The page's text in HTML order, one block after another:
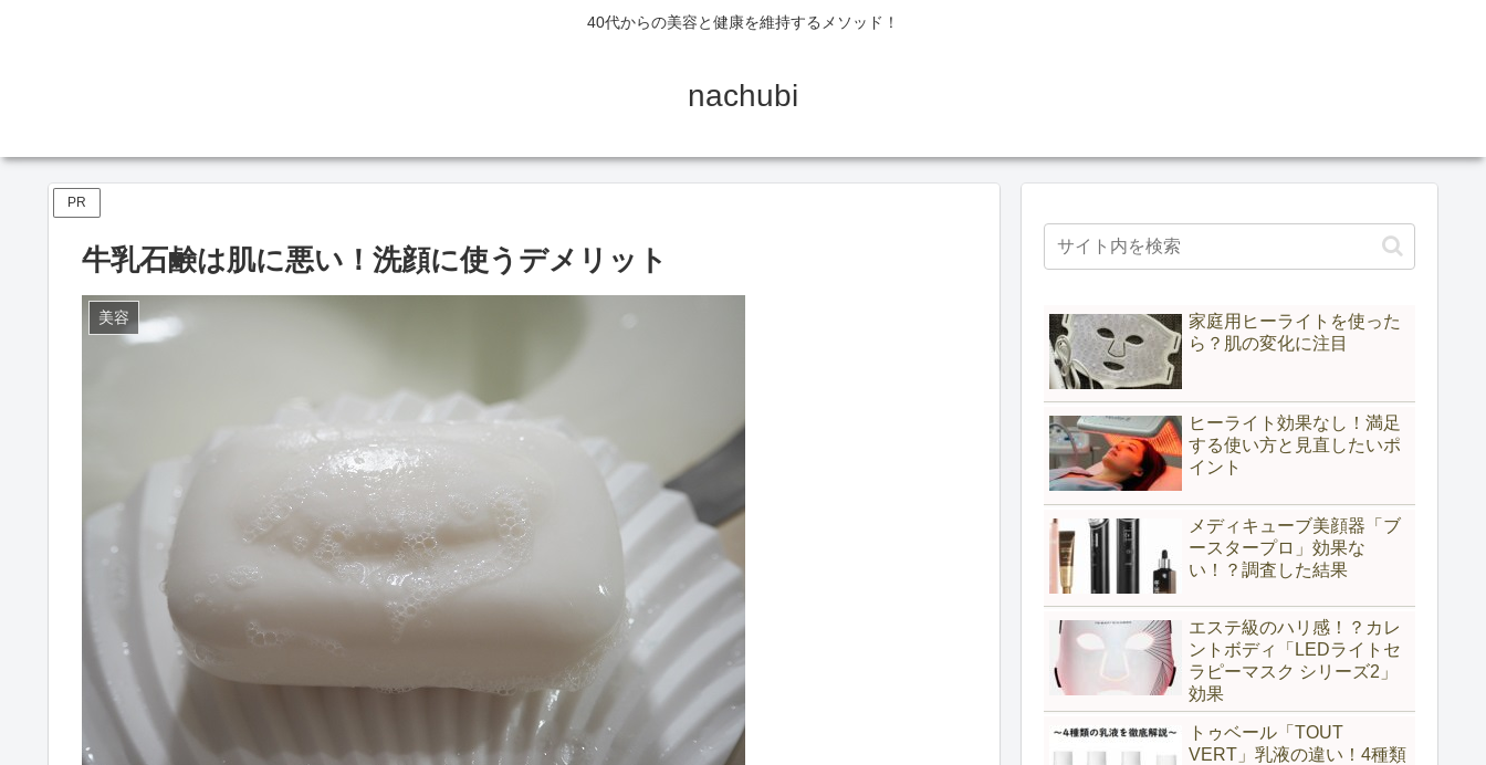
40代からの美容と健康を維持するメソッド！
nachubi
PR
牛乳石鹸は肌に悪い！洗顔に使うデメリット
美容
家庭用ヒーライトを使った
ら？肌の変化に注目
ヒーライト効果なし！満足
する使い方と見直したいポ
イント
メディキューブ美顔器「ブ
ースタープロ」効果な
い！？調査した結果
エステ級のハリ感！？カレ
ントボディ「LEDライトセ
ラピーマスク シリーズ2」
効果
トゥベール「TOUT
VERT」乳液の違い！4種類